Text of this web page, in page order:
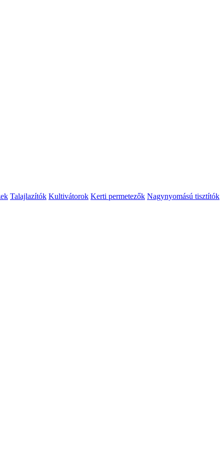
Talajlazítók Kultivátorok Kerti permetezők Nagynyomású tisztítók